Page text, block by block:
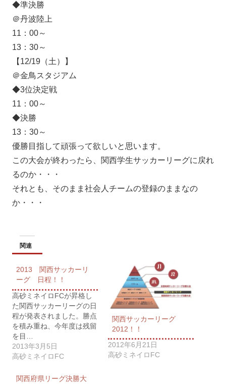
◆準決勝
＠丹波陸上
11：00～
13：30～
【12/19（土）】
＠金鳥スタジアム
◆3位決定戦
11：00～
◆決勝
13：30～
優勝目指して頑張って欲しいと思います。
この大会が終わったら、関西学生サッカーリーグに戻れ
るのか・・・
それとも、そのまま社会人チームの登録のままなの
か・・・
関連
2013 関西サッカーリ
ーグ 日程！！
高砂ミネイロFCが昇格し
た関西サッカーリーグの日
程が発表されました。勝点
を積み重ね、今年度は残留
を目…
2013年3月5日
高砂ミネイロFC
関西サッカーリーグ
2012！！
2012年6月21日
高砂ミネイロFC
関西府県リーグ決勝大